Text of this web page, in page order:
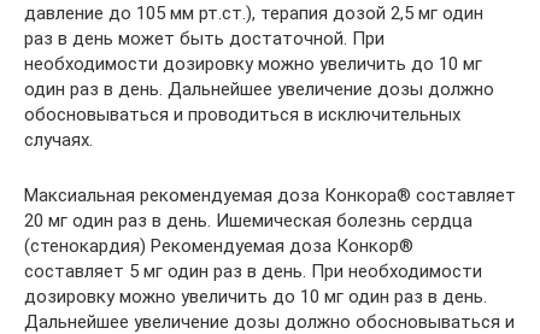
давление до 105 мм рт.ст.), терапия дозой 2,5 мг один
раз в день может быть достаточной. При
необходимости дозировку можно увеличить до 10 мг
один раз в день. Дальнейшее увеличение дозы должно
обосновываться и проводиться в исключительных
случаях.
Максиальная рекомендуемая доза Конкора® составляет
20 мг один раз в день. Ишемическая болезнь сердца
(стенокардия) Рекомендуемая доза Конкор®
составляет 5 мг один раз в день. При необходимости
дозировку можно увеличить до 10 мг один раз в день.
Дальнейшее увеличение дозы должно обосновываться и